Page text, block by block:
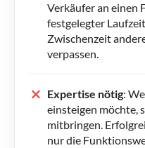
Verkäufer an
festgelegter
Zwischenzeit
verpassen.
Expertise nötig:
einsteigen möchte,
mitbringen.
nur die